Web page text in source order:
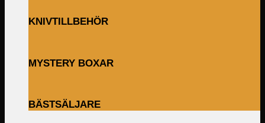
KNIVTILLBEHÖR
MYSTERY BOXAR
BÄSTSÄLJARE